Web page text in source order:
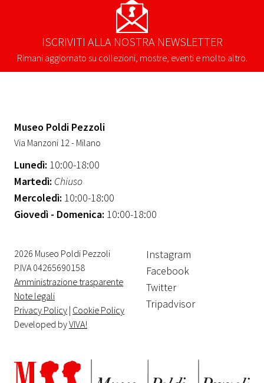
ISCRIVITI ALLA NOSTRA NEWSLETTER
Rimani aggiornato su collezioni, mostre, eventi e molto altro.
Museo Poldi Pezzoli
Via Manzoni 12 - Milano
Lunedì: 10:00-18:00
Martedì: Chiuso
Mercoledì: 10:00-18:00
Giovedì - Domenica: 10:00-18:00
2026 Museo Poldi Pezzoli
P.IVA 04265690158
Amministrazione trasparente
Note legali
Privacy Policy | Cookie Policy
Developed byVIVA!
Instagram
Facebook
Twitter
Tripadvisor